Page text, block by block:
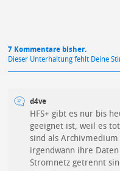
7 Kommentare bisher.
Dieser Unterhaltung fehlt Deine
d4ve
HFS+ gibt es nur bis
geeignet ist, weil es
sind als
irgendwann ihre
Stromnetz getrennt